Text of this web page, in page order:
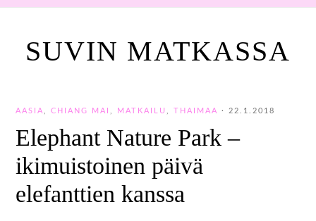
SUVIN MATKASSA
AASIA ,CHIANG MAI MATKAILU ,THAIMAA · 22.1.2018
Elephant Nature Park –
ikimuistoinen päivä
elefanttien kanssa